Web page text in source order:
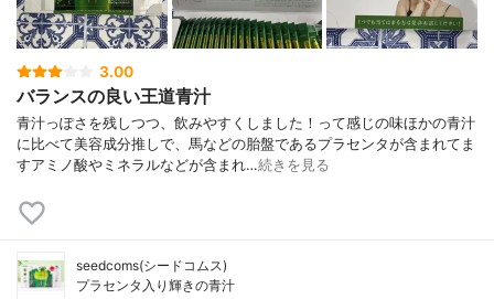
3.00
バランスの良い王道青汁
青汁っぽさを残しつつ、飲みやすくしました！って感じの味ほかの青汁
に比べて美容成分推しで、馬などの胎盤であるプラセンタが含まれてま
すアミノ酸やミネラルなどが含まれ…続きを見る
seedcoms(シードコムス)
プラセンタ入り輝きの青汁